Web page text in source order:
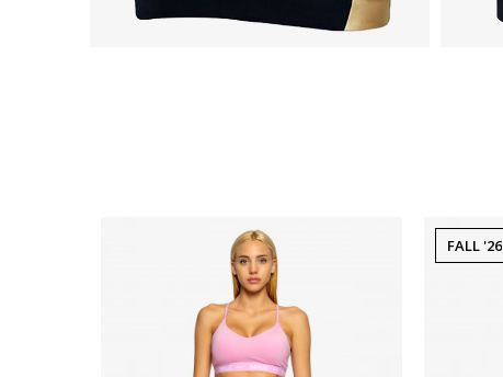
FALL '26